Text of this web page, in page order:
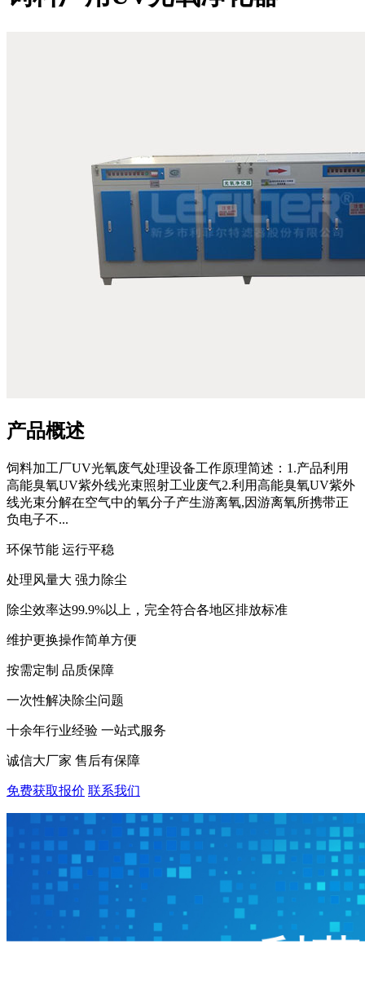
产品概述
饲料加工厂UV光氧废气处理设备工作原理简述：1.产品利用
高能臭氧UV紫外线光束照射工业废气2.利用高能臭氧UV紫外
线光束分解在空气中的氧分子产生游离氧,因游离氧所携带正
负电子不...
环保节能 运行平稳
处理风量大 强力除尘
除尘效率达99.9%以上，完全符合各地区排放标准
维护更换操作简单方便
按需定制 品质保障
一次性解决除尘问题
十余年行业经验 一站式服务
诚信大厂家 售后有保障
免费获取报价 联系我们